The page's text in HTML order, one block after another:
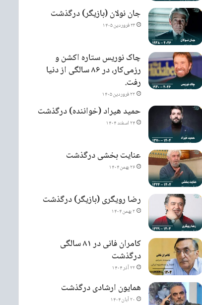
جان نولان (بازیگر) درگذشت
۲۳ فروردین ۱۴۰۵
چاک نوریس ستاره اکشن و
رزمی‌کار، در ۸۶ سالگی از دنیا
رفت.
۲۲ فروردین ۱۴۰۵
حمید هیراد (خواننده) درگذشت
۲۴ اسفند ۱۴۰۴
عنایت بخشی درگذشت
۲۶ بهمن ۱۴۰۴
رضا رویگری (بازیگر) درگذشت
۲ بهمن ۱۴۰۴
کامران فانی در ۸۱ سالگی
درگذشت
۲۲ آذر ۱۴۰۴
همایون ارشادی درگذشت
۲۰ آبان ۱۴۰۴